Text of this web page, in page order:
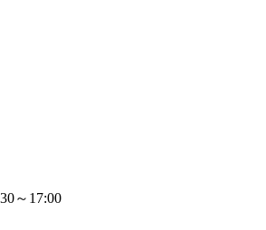
～17:00